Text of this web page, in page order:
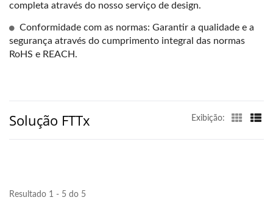
completa através do nosso serviço de design.
Conformidade com as normas: Garantir a qualidade e a
segurança através do cumprimento integral das normas
RoHS e REACH.
Solução FTTx Exibição:
Resultado 1 - 5 do 5